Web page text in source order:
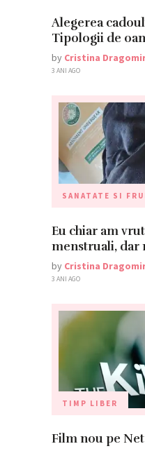
Alegerea
Tipologii de
by Cristina
3 ANI AGO
SANATATE SI
Eu chiar am
menstruali, dar
by Cristina
3 ANI AGO
TIMP LIBER
Film nou pe